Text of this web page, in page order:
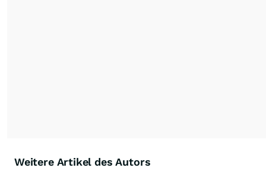
Weitere Artikel des Autors